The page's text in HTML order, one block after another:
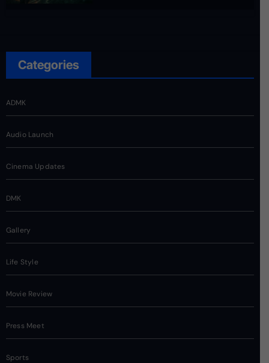
Categories
ADMK
Audio Launch
Cinema Updates
DMK
Gallery
Life Style
Movie Review
Press Meet
Sports